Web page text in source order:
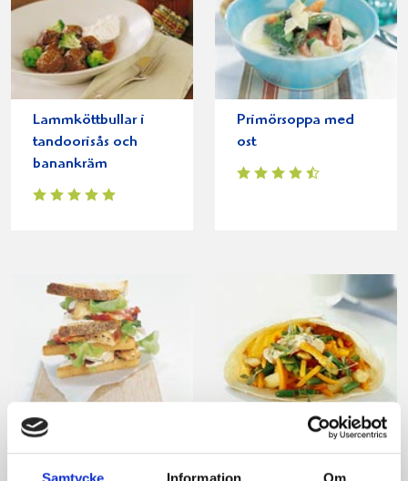
Samtycke Information Om
Lammköttbullar i
tandoorisås och
banankräm
Primörsoppa med
ost
Club Sandwich
Kycklingfajitas
mexican-chili